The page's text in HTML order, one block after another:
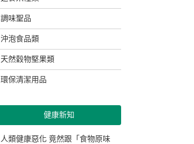
調味聖品
沖泡食品類
天然穀物堅果類
環保清潔用品
健康新知
人類健康惡化 竟然跟「食物原味